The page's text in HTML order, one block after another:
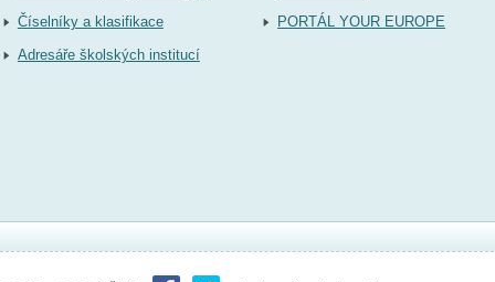
Číselníky a klasifikace
Adresáře školských institucí
PORTÁL YOUR EUROPE